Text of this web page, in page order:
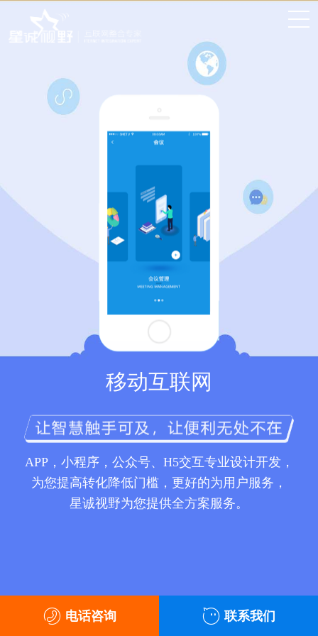
移动互联网
APP，小程序，公众号、H5交互专业设计开发，
为您提高转化降低门槛，更好的为用户服务，
星诚视野为您提供全方案服务。
电话咨询 联系我们